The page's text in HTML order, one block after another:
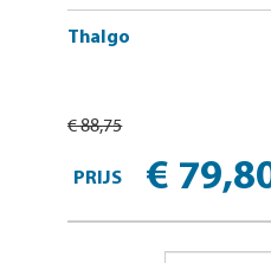
Thalgo
€ 88,75
PRIJS €